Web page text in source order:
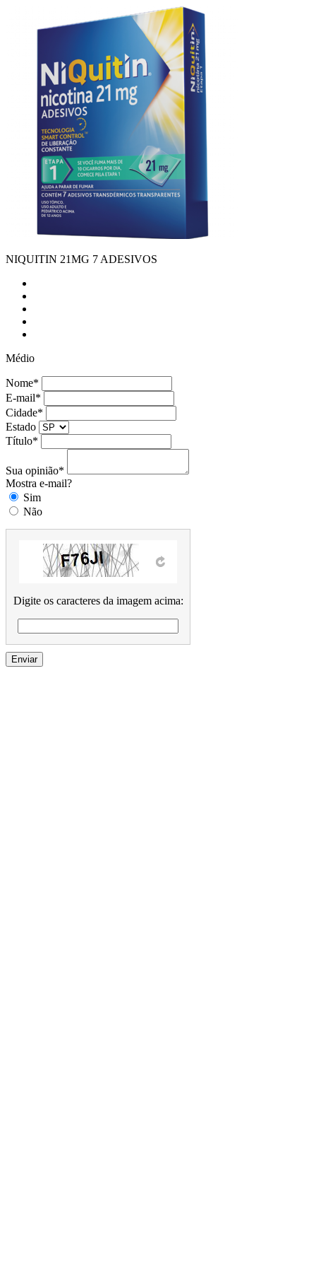
NIQUITIN 21MG 7 ADESIVOS
Médio
Nome*
E-mail*
Cidade*
Estado
Título*
Sua opinião*
Mostra e-mail?
Sim
Não
Digite os caracteres da imagem acima: